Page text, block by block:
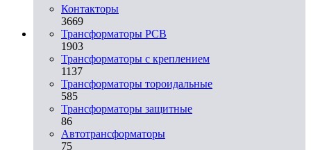
Контакторы
3669
Трансформаторы PCB
1903
Трансформаторы с креплением
1137
Трансформаторы тороидальные
585
Трансформаторы защитные
86
Автотрансформаторы
75